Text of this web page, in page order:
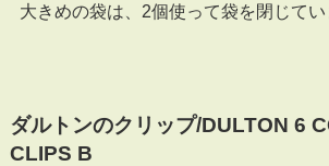
大きめの袋は、2個使って袋を閉じてい
ダルトンのクリップ/DULTON 6
CLIPS B